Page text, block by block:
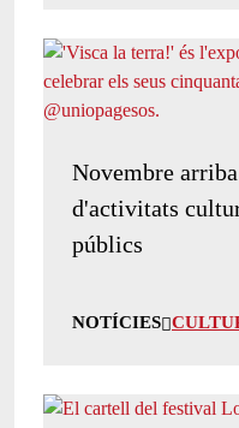
Novembre
d'activitats
públics
NOTÍCIES